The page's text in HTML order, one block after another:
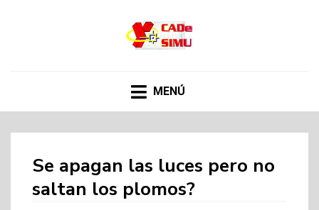
internet
MENÚ
Se apagan las luces pero no
saltan los plomos?